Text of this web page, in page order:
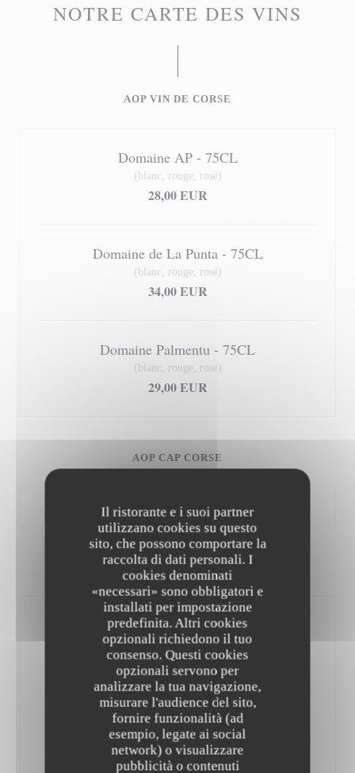
Il ristorante e i suoi partner
utilizzano cookies su questo
sito, che possono comportare la
raccolta di dati personali. I
cookies denominati
«necessari» sono obbligatori e
installati per impostazione
predefinita. Altri cookies
opzionali richiedono il tuo
consenso. Questi cookies
opzionali servono per
analizzare la tua navigazione,
misurare l'audience del sito,
fornire funzionalità (ad
esempio, legate ai social
network) o visualizzare
pubblicità o contenuti
NOTRE CARTE DES VINS
AOP VIN DE CORSE
Domaine AP - 75CL
(blanc, rouge, rosé)
28,00 EUR
Domaine de La Punta - 75CL
(blanc, rouge, rosé)
34,00 EUR
Domaine Palmentu - 75CL
(blanc, rouge, rosé)
29,00 EUR
AOP CAP CORSE
AOP PATRIMONIO
Domaine Novella - 75CL
(blanc, rouge, rosé)
30,00 EUR
Clos Teddi - 75CL
(blanc, rouge)
36,00 EUR